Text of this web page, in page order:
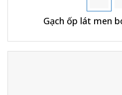
Gạch ốp lát men